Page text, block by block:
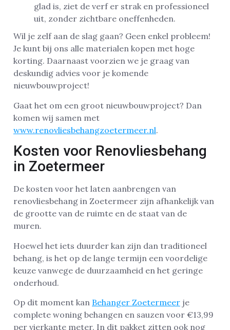
glad is, ziet de verf er strak en professioneel
uit, zonder zichtbare oneffenheden.
Wil je zelf aan de slag gaan? Geen enkel probleem!
Je kunt bij ons alle materialen kopen met hoge
korting. Daarnaast voorzien we je graag van
deskundig advies voor je komende
nieuwbouwproject!
Gaat het om een groot nieuwbouwproject? Dan
komen wij samen met
www.renovliesbehangzoetermeer.nl.
Kosten voor Renovliesbehang
in Zoetermeer
De kosten voor het laten aanbrengen van
renovliesbehang in Zoetermeer zijn afhankelijk van
de grootte van de ruimte en de staat van de
muren.
Hoewel het iets duurder kan zijn dan traditioneel
behang, is het op de lange termijn een voordelige
keuze vanwege de duurzaamheid en het geringe
onderhoud.
Op dit moment kan Behanger Zoetermeer je
complete woning behangen en sauzen voor €13,99
per vierkante meter. In dit pakket zitten ook nog